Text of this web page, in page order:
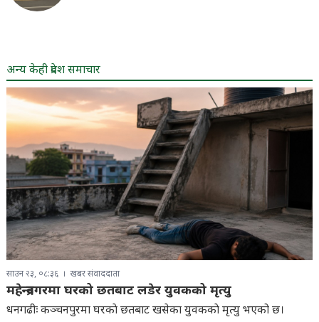
अन्य केही प्रदेश समाचार
साउन २३, ०८:३६ खबर संवाददाता
महेन्द्रनगरमा घरको छतबाट लडेर युवकको मृत्यु
धनगढीः कञ्चनपुरमा घरकाे छतबाट खसेका युवककाे मृत्यु भएको छ।